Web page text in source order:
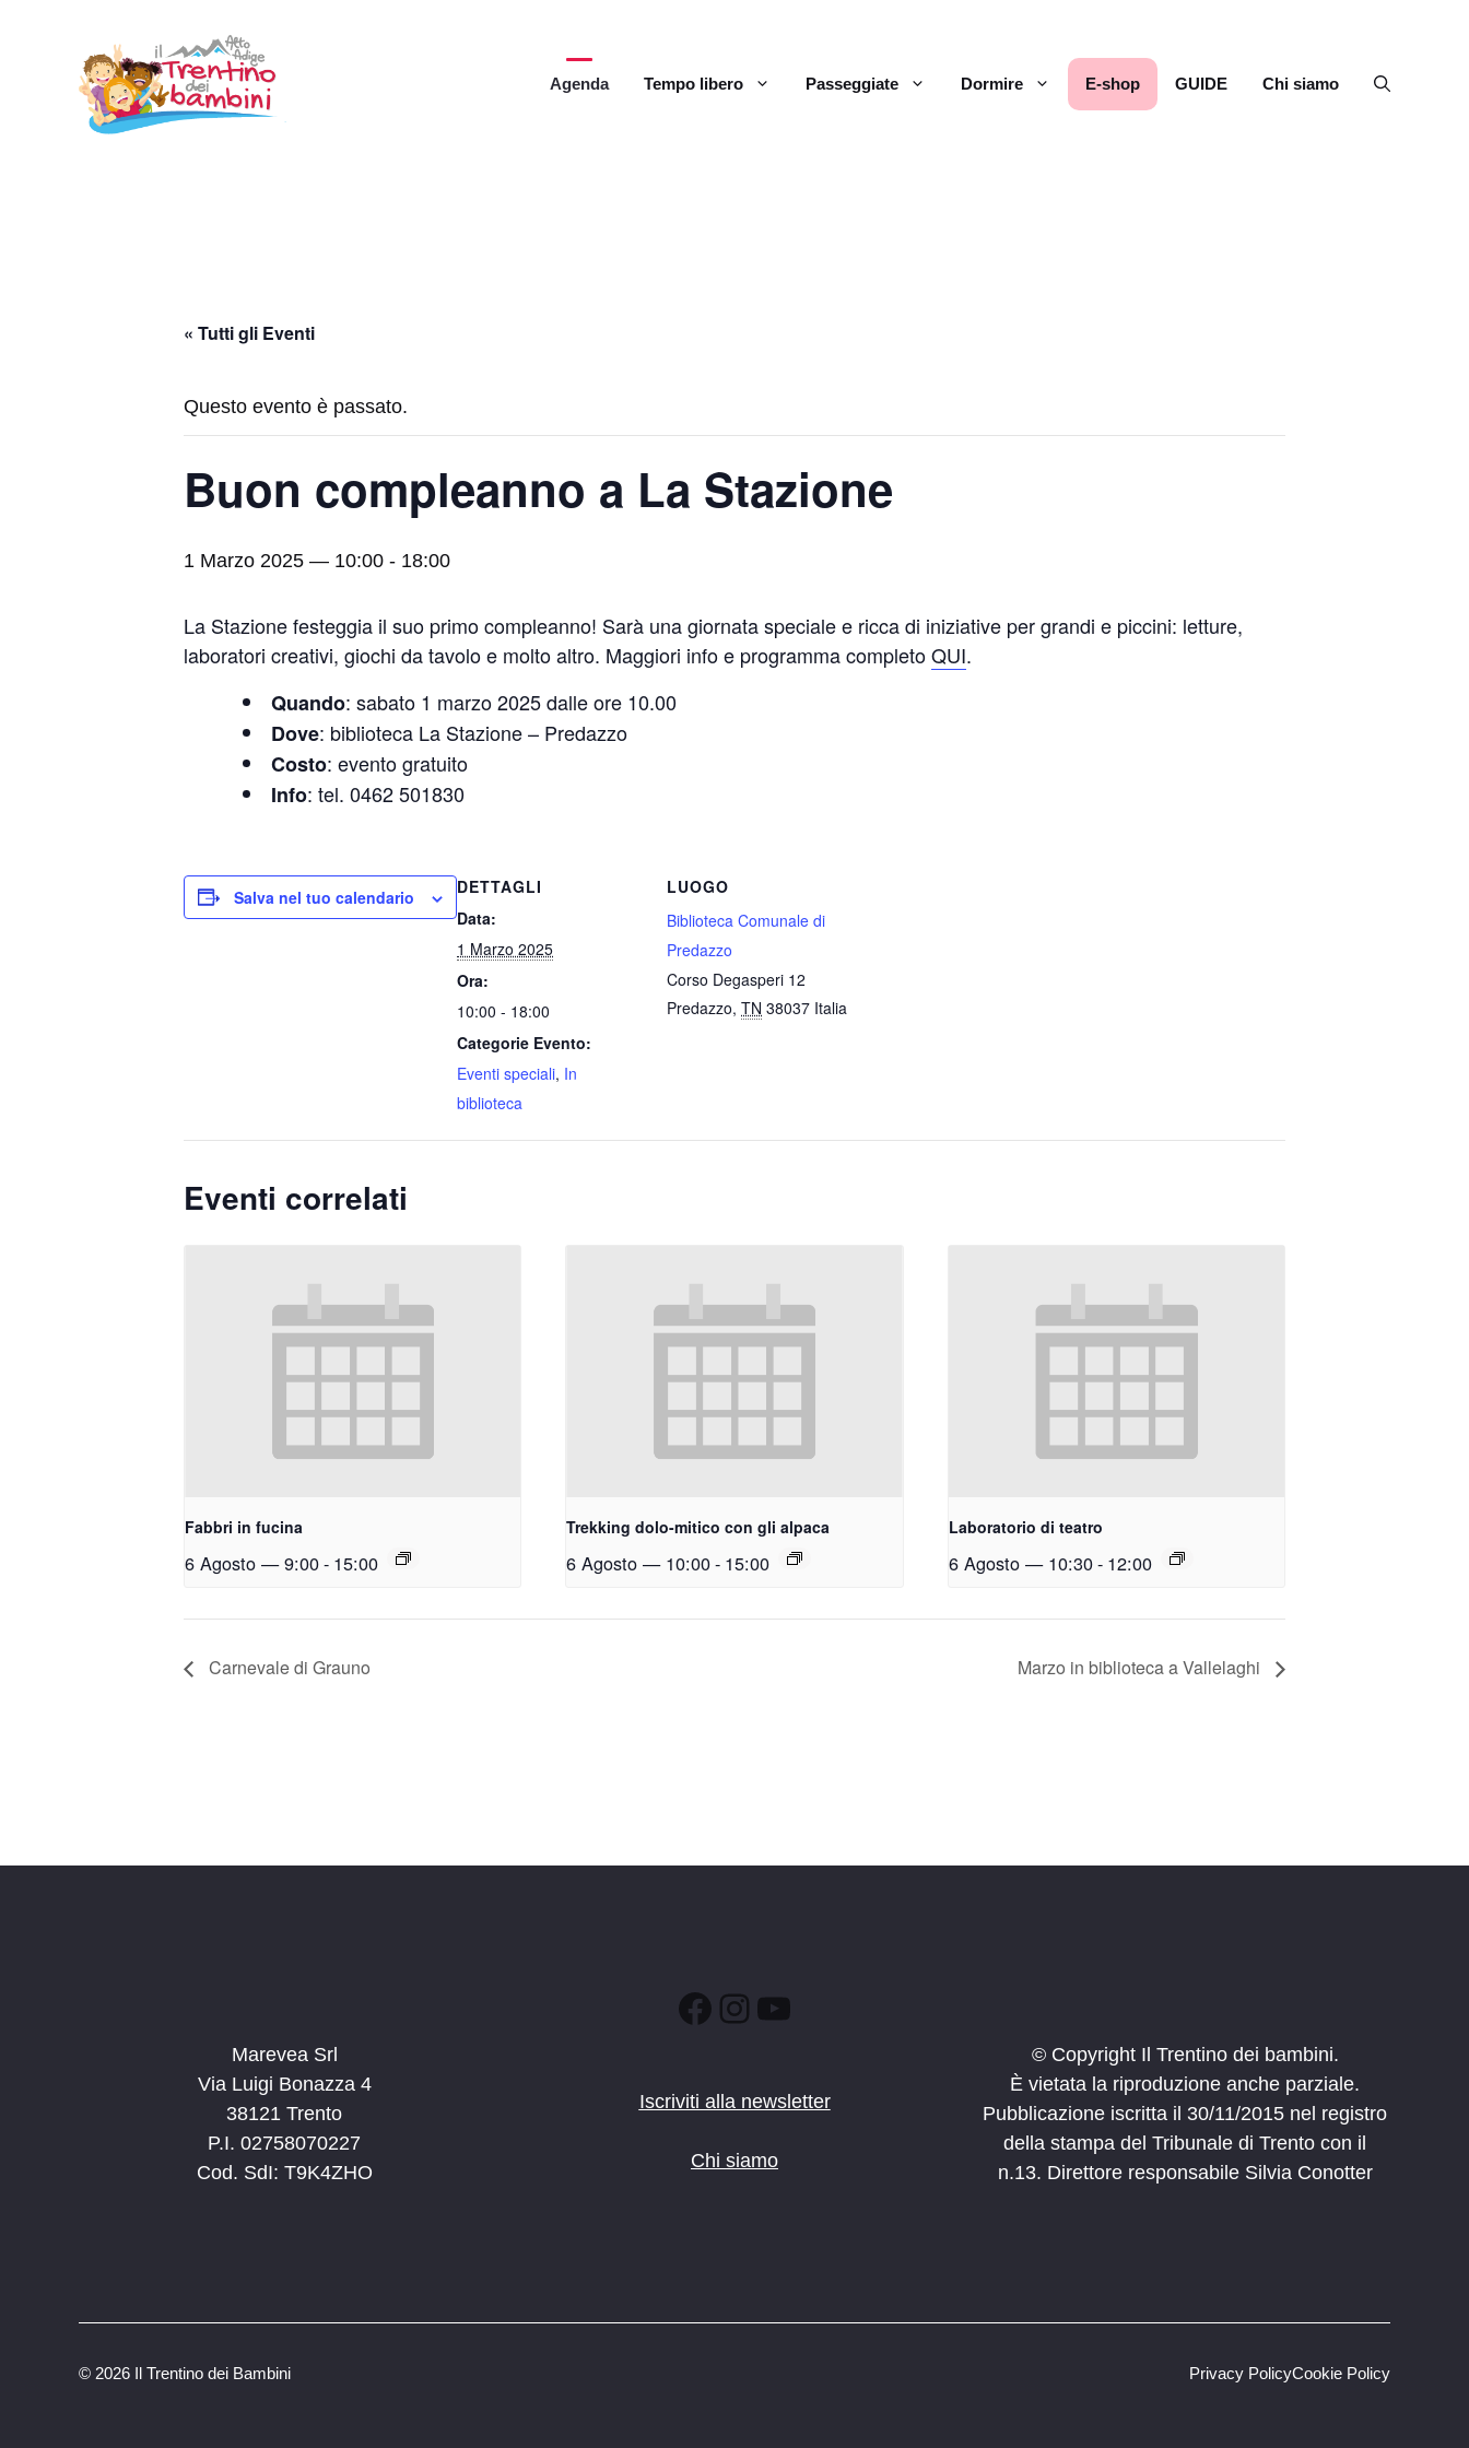
contenuto
Agenda Tempo libero Passeggiate Dormire E-shop GUIDE Chi siamo
« Tutti gli Eventi
Questo evento è passato.
Buon compleanno a La Stazione
1 Marzo 2025 — 10:00 - 18:00
La Stazione festeggia il suo primo compleanno! Sarà una giornata speciale e ricca di iniziative per grandi e piccini: letture,
laboratori creativi, giochi da tavolo e molto altro. Maggiori info e programma completoQUI.
Quando: sabato 1 marzo 2025 dalle ore 10.00
Dove: biblioteca La Stazione – Predazzo
Costo: evento gratuito
Info: tel. 0462 501830
Salva nel tuo calendario
DETTAGLI
Data:
1 Marzo 2025
Ora:
10:00 - 18:00
Categorie Evento:
Eventi speciali, In
biblioteca
LUOGO
Biblioteca Comunale di
Predazzo
Corso Degasperi 12
Predazzo, TN 38037 Italia
Eventi correlati
Fabbri in fucina
6 Agosto — 9:00- 15:00
Trekking dolo-mitico con gli alpaca
6 Agosto — 10:00- 15:00
Laboratorio di teatro
6 Agosto — 10:30- 12:00
Carnevale di Grauno Marzo in biblioteca a Vallelaghi
Marevea Srl
Via Luigi Bonazza 4
38121 Trento
P.I. 02758070227
Cod. SdI: T9K4ZHO
Facebook
Instagram
YouTube
Iscriviti alla newsletter
Chi siamo
© Copyright Il Trentino dei bambini.
È vietata la riproduzione anche parziale.
Pubblicazione iscritta il 30/11/2015 nel registro
della stampa del Tribunale di Trento con il
n.13. Direttore responsabile Silvia Conotter
© 2026 Il Trentino dei Bambini Privacy PolicyCookie Policy